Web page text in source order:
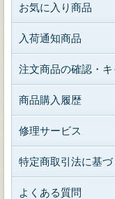
お気に入り商品
入荷通知商品
注文商品の確認・
商品購入履歴
修理サービス
特定商取引法に基
よくある質問